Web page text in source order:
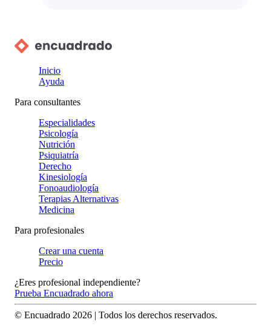
Inicio
Ayuda
Para consultantes
Especialidades
Psicología
Nutrición
Psiquiatría
Derecho
Kinesiología
Fonoaudiología
Terapias Alternativas
Medicina
Para profesionales
Crear una cuenta
Precio
¿Eres profesional independiente?
Prueba Encuadrado ahora
© Encuadrado 2026 | Todos los derechos reservados.